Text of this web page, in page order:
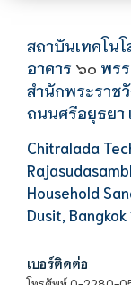
สถาบันเทคโน
อาคาร ๖๐ พร
สำนักพระราช
ถนนศรีอยุธยา
Chitralada
Household
Dusit,
เบอร์ติดต่อ